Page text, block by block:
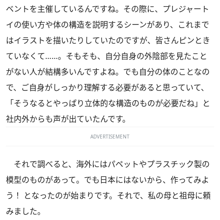
ベントを主催しているんですね。その際に、プレジャート
イの使い方や体の構造を説明するシーンがあり、これまで
はイラストを描いたりしていたのですが、皆さんピンとき
ていなくて……。そもそも、自分自身の外陰部を見たこと
がない人が結構多いんですよね。でも自分の体のことなの
で、ご自身がしっかり理解する必要があると思っていて、
「そうなるとやっぱり立体的な構造のものが必要だね」と
社内外からも声が出ていたんです。
ADVERTISEMENT
それで調べると、海外にはパペットやプラスチック製の
模型のものがあって。でも日本にはないから、作ってみよ
う！ となったのが始まりです。それで、私の母と祖母に頼
みました。